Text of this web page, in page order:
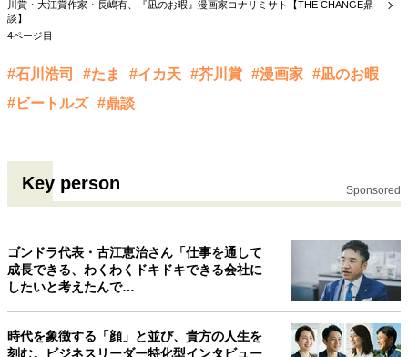
川賞・大江賞作家・長嶋有、『凪のお暇』漫画家コナリミサト【THE CHANGE鼎
談】
4ページ目
#石川浩司 #たま #イカ天 #芥川賞 #漫画家 #凪のお暇
#ビートルズ #鼎談
Key person Sponsored
ゴンドラ代表・古江恵治さん「仕事を通して
成長できる、わくわくドキドキできる会社に
したいと考えたんで…
時代を象徴する「顔」と並び、貴方の人生を
刻む。ビジネスリーダー特化型インタビュー